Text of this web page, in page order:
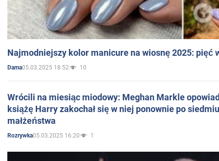
Najmodniejszy kolor manicure na wiosnę 2025: pięć
Dama05.03.2025 18:52 10
Wrócili na miesiąc miodowy: Meghan Markle
książę Harry zakochał się w niej ponownie po
małżeństwa
Rozrywka05.03.2025 16:20 1